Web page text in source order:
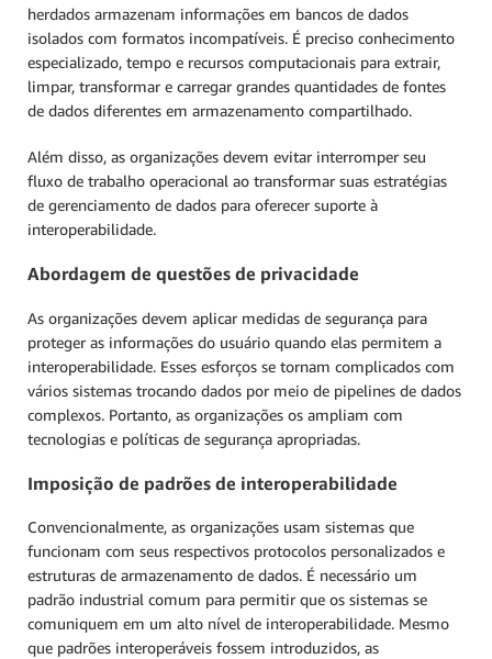
herdados armazenam informações em bancos de dados
isolados com formatos incompatíveis. É preciso conhecimento
especializado, tempo e recursos computacionais para extrair,
limpar, transformar e carregar grandes quantidades de fontes
de dados diferentes em armazenamento compartilhado.
Além disso, as organizações devem evitar interromper seu
fluxo de trabalho operacional ao transformar suas estratégias
de gerenciamento de dados para oferecer suporte à
interoperabilidade.
Abordagem de questões de privacidade
As organizações devem aplicar medidas de segurança para
proteger as informações do usuário quando elas permitem a
interoperabilidade. Esses esforços se tornam complicados com
vários sistemas trocando dados por meio de pipelines de dados
complexos. Portanto, as organizações os ampliam com
tecnologias e políticas de segurança apropriadas.
Imposição de padrões de interoperabilidade
Convencionalmente, as organizações usam sistemas que
funcionam com seus respectivos protocolos personalizados e
estruturas de armazenamento de dados. É necessário um
padrão industrial comum para permitir que os sistemas se
comuniquem em um alto nível de interoperabilidade. Mesmo
que padrões interoperáveis fossem introduzidos, as